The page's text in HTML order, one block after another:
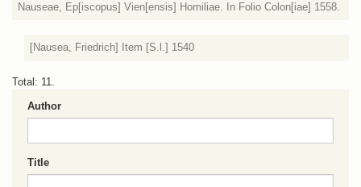
Nauseae, Ep[iscopus] Vien[ensis] Homiliae. In Folio Colon[iae] 1558.
[Nausea, Friedrich] Item [S.l.] 1540
Total: 11.
Author
Title